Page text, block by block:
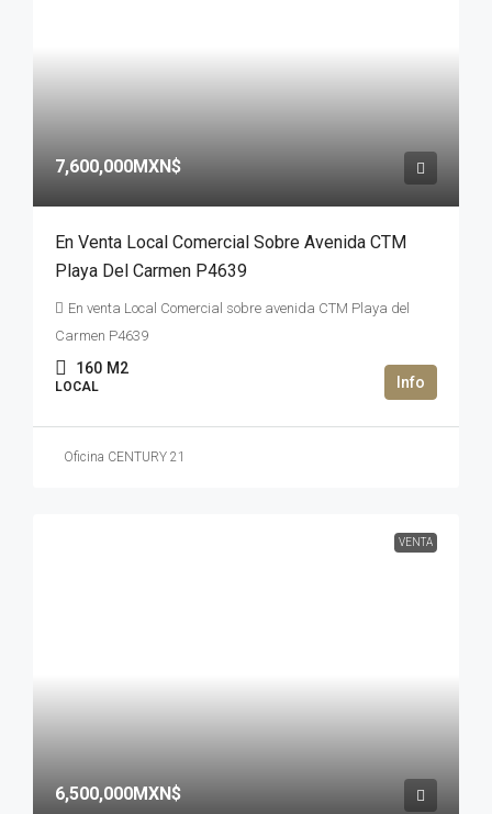
7,600,000MXN$
En Venta Local Comercial Sobre Avenida CTM
Playa Del Carmen P4639
En venta Local Comercial sobre avenida CTM Playa del
Carmen P4639
160 M2
LOCAL
Oficina CENTURY 21
VENTA
6,500,000MXN$